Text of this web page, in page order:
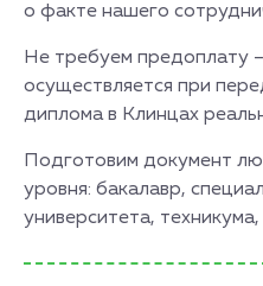
о факте нашего
Не требуем предоплату
осуществляется при
диплома в Клинцах
Подготовим документ
уровня: бакалавр,
университета,